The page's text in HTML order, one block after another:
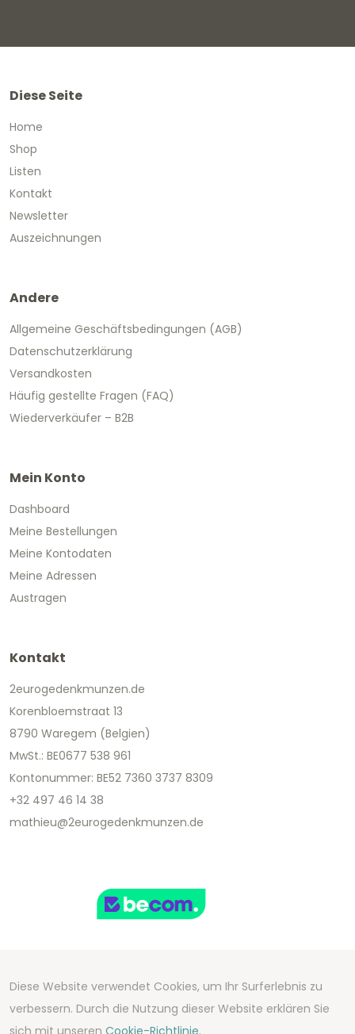
Diese Seite
Home
Shop
Listen
Kontakt
Newsletter
Auszeichnungen
Andere
Allgemeine Geschäftsbedingungen (AGB)
Datenschutzerklärung
Versandkosten
Häufig gestellte Fragen (FAQ)
Wiederverkäufer – B2B
Mein Konto
Dashboard
Meine Bestellungen
Meine Kontodaten
Meine Adressen
Austragen
Kontakt
2eurogedenkmunzen.de
Korenbloemstraat 13
8790 Waregem (Belgien)
MwSt.: BE0677 538 961
Kontonummer: BE52 7360 3737 8309
+32 497 46 14 38
mathieu@2eurogedenkmunzen.de
Copyright 2026 We Can Do Better Online BV
Development by2mprove- Content by
Diese Website verwendet Cookies, um Ihr Surferlebnis zu
verbessern. Durch die Nutzung dieser Website erklären Sie
sich mit unseren Cookie-Richtlinie.